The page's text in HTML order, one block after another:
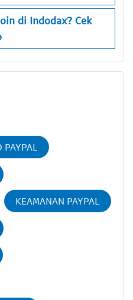
di Indodax? Cek
PAYPAL
KEAMANAN PAYPAL